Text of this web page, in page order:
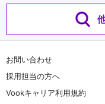
お問い合わせ
採用担当の方へ
Vookキャリア利用規約